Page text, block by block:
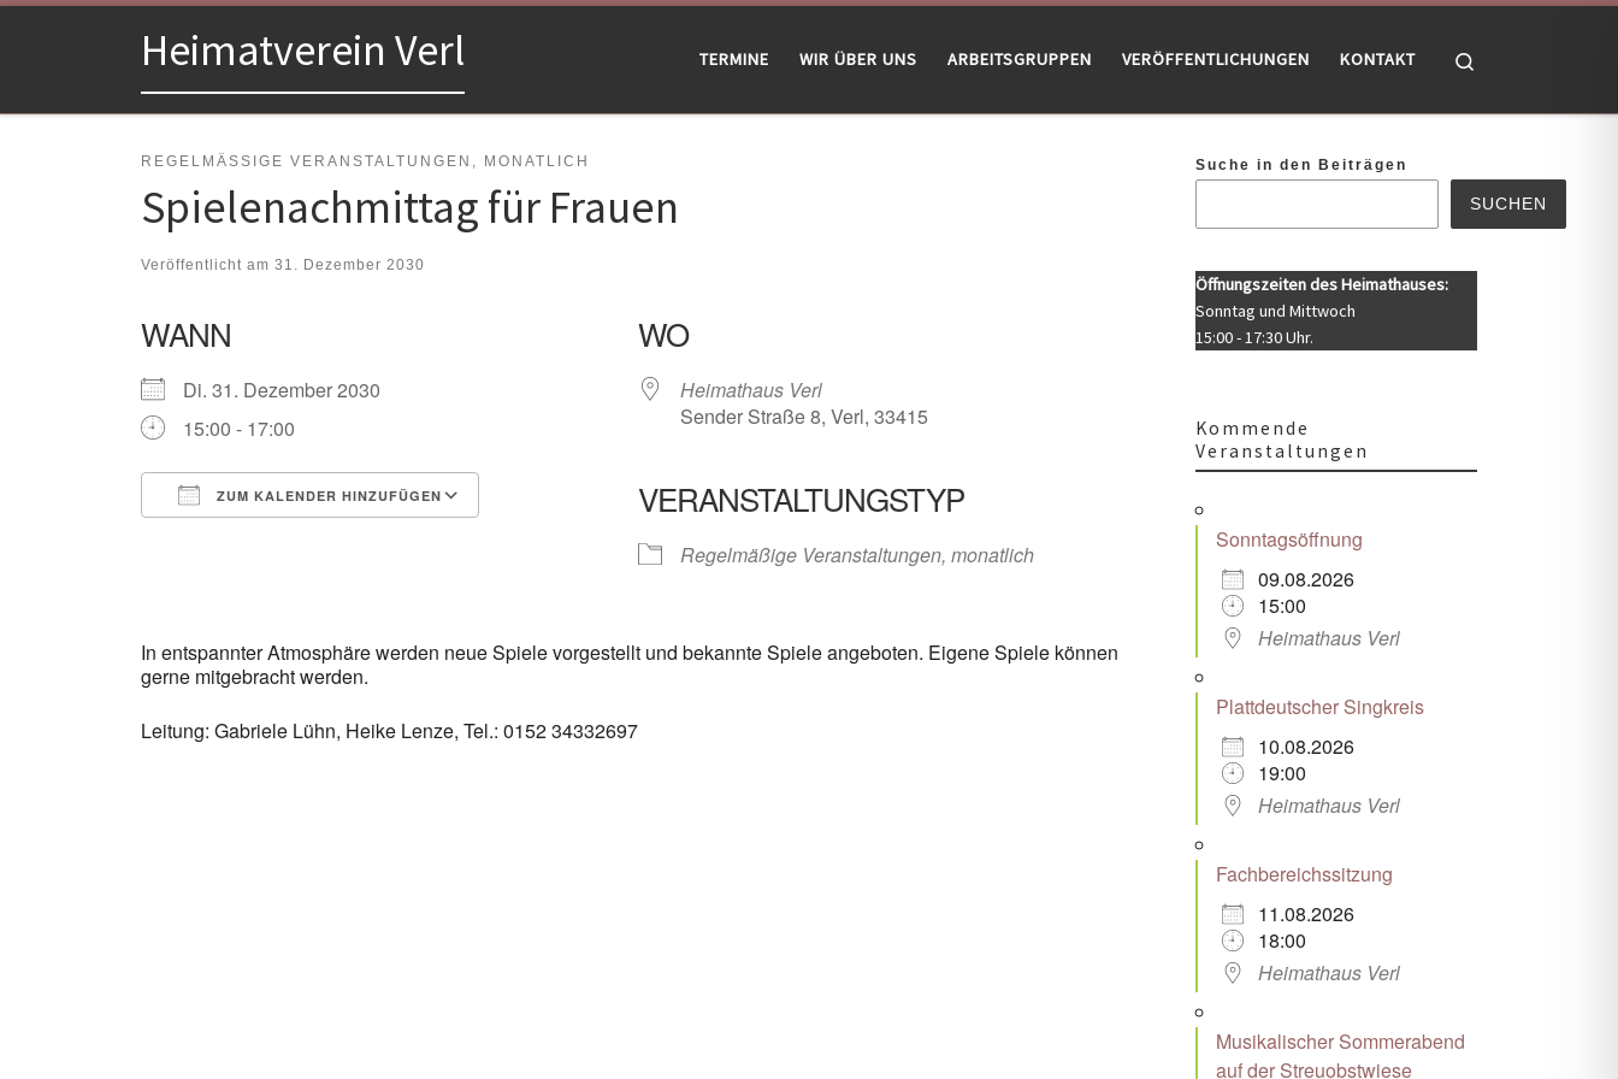
Zum Inhalt springenHeimatverein Verl TERMINE WIR ÜBER UNS ARBEITSGRUPPEN VERÖFFENTLICHUNGEN KONTAKT
REGELMÄSSIGE VERANSTALTUNGEN, MONATLICH
Spielenachmittag für Frauen
Veröffentlicht am 31. Dezember 2030
WANN
Di. 31. Dezember 2030
15:00 - 17:00
ZUM KALENDER HINZUFÜGEN
Google Kalender Office 365
WO
Heimathaus Verl
Sender Straße 8, Verl, 33415
VERANSTALTUNGSTYP
Regelmäßige Veranstaltungen, monatlich
In entspannter Atmosphäre werden neue Spiele vorgestellt und bekannte Spiele angeboten. Eigene Spiele können
gerne mitgebracht werden.
Leitung: Gabriele Lühn, Heike Lenze, Tel.: 0152 34332697
Suche in den Beiträgen
SUCHEN
Öffnungszeiten des Heimathauses:
Sonntag und Mittwoch
15:00 - 17:30 Uhr.
Kommende
Veranstaltungen
Sonntagsöffnung
09.08.2026
15:00
Heimathaus Verl
Plattdeutscher Singkreis
10.08.2026
19:00
Heimathaus Verl
Fachbereichssitzung
11.08.2026
18:00
Heimathaus Verl
Musikalischer Sommerabend
auf der Streuobstwiese